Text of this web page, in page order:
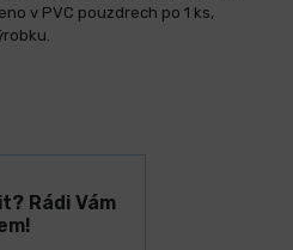
v PVC pouzdrech po 1 ks,
Rádi Vám